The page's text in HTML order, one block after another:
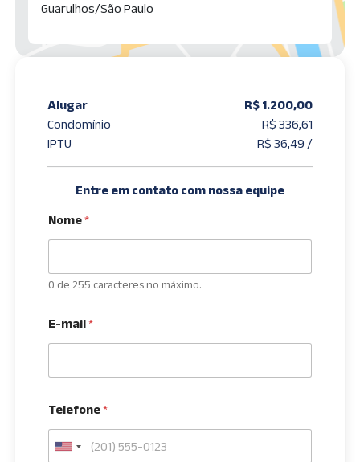
Guarulhos/São Paulo
Alugar
R$ 1.200,00
Condomínio
R$ 336,61
IPTU
R$ 36,49 /
Entre em contato com nossa equipe
Nome*
0 de 255 caracteres no máximo.
E-mail*
Telefone*
U